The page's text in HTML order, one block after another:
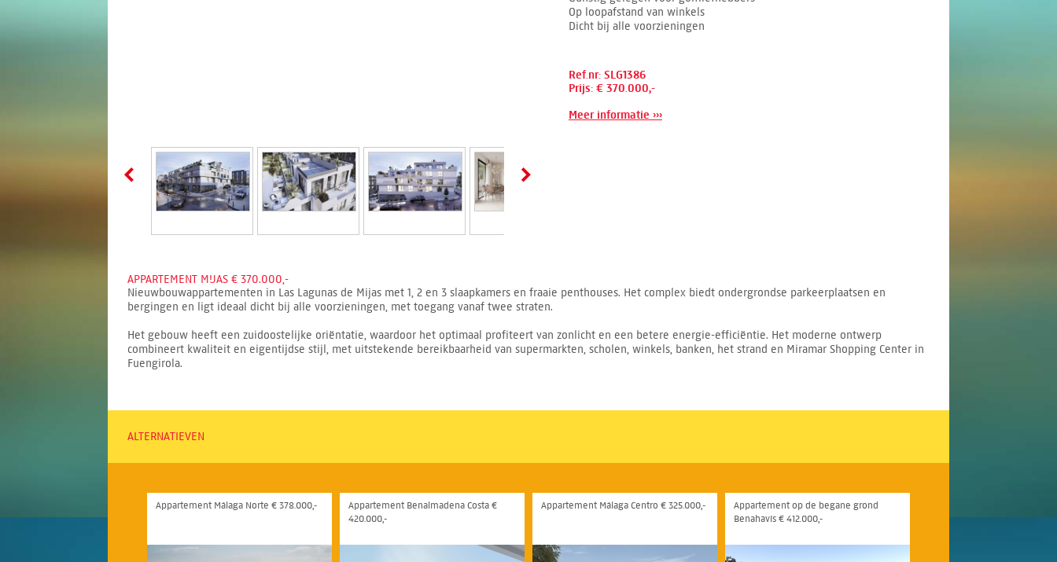
Op loopafstand van winkels
Dicht bij alle voorzieningen
Ref.nr: SLG1386
Prijs: € 370.000,-
Meer informatie ›››
APPARTEMENT MIJAS € 370.000,-
Nieuwbouwappartementen in Las Lagunas de Mijas met 1, 2 en 3 slaapkamers en fraaie penthouses. Het complex biedt ondergrondse parkeerplaatsen en
bergingen en ligt ideaal dicht bij alle voorzieningen, met toegang vanaf twee straten.
Het gebouw heeft een zuidoostelijke oriëntatie, waardoor het optimaal profiteert van zonlicht en een betere energie-efficiëntie. Het moderne ontwerp
combineert kwaliteit en eigentijdse stijl, met uitstekende bereikbaarheid van supermarkten, scholen, winkels, banken, het strand en Miramar Shopping Center in
Fuengirola.
ALTERNATIEVEN
Appartement Málaga Norte € 378.000,-
Appartement Benalmadena Costa €
420.000,-
Appartement Málaga Centro € 325.000,-
Appartement op de begane grond
Benahavís € 412.000,-